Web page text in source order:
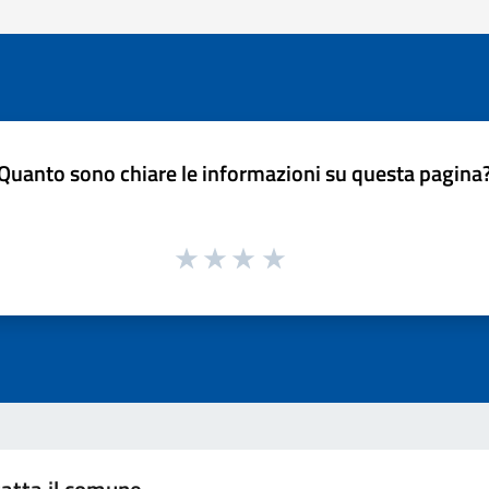
sono chiare le informazioni su questa